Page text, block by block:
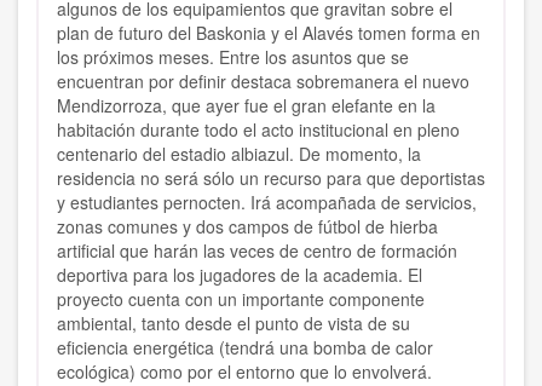
algunos de los equipamientos que gravitan sobre el
plan de futuro del Baskonia y el Alavés tomen forma en
los próximos meses. Entre los asuntos que se
encuentran por definir destaca sobremanera el nuevo
Mendizorroza, que ayer fue el gran elefante en la
habitación durante todo el acto institucional en pleno
centenario del estadio albiazul. De momento, la
residencia no será sólo un recurso para que deportistas
y estudiantes pernocten. Irá acompañada de servicios,
zonas comunes y dos campos de fútbol de hierba
artificial que harán las veces de centro de formación
deportiva para los jugadores de la academia. El
proyecto cuenta con un importante componente
ambiental, tanto desde el punto de vista de su
eficiencia energética (tendrá una bomba de calor
ecológica) como por el entorno que lo envolverá.